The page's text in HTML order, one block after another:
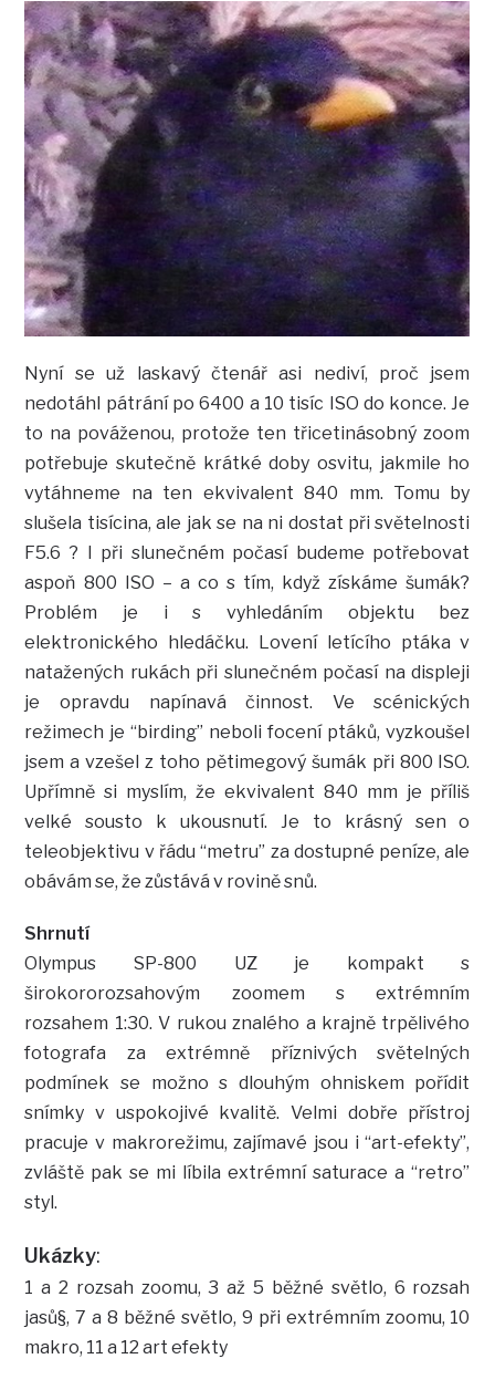
Nyní se už laskavý čtenář asi nediví, proč jsem
nedotáhl pátrání po 6400 a 10 tisíc ISO do konce. Je
to na pováženou, protože ten třicetinásobný zoom
potřebuje skutečně krátké doby osvitu, jakmile ho
vytáhneme na ten ekvivalent 840 mm. Tomu by
slušela tisícina, ale jak se na ni dostat při světelnosti
F5.6 ? I při slunečném počasí budeme potřebovat
aspoň 800 ISO – a co s tím, když získáme šumák?
Problém je i s vyhledáním objektu bez
elektronického hledáčku. Lovení letícího ptáka v
natažených rukách při slunečném počasí na displeji
je opravdu napínavá činnost. Ve scénických
režimech je “birding” neboli focení ptáků, vyzkoušel
jsem a vzešel z toho pětimegový šumák při 800 ISO.
Upřímně si myslím, že ekvivalent 840 mm je příliš
velké sousto k ukousnutí. Je to krásný sen o
teleobjektivu v řádu “metru” za dostupné peníze, ale
obávám se, že zůstává v rovině snů.
Shrnutí
Olympus SP-800 UZ je kompakt s
širokororozsahovým zoomem s extrémním
rozsahem 1:30. V rukou znalého a krajně trpělivého
fotografa za extrémně příznivých světelných
podmínek se možno s dlouhým ohniskem pořídit
snímky v uspokojivé kvalitě. Velmi dobře přístroj
pracuje v makrorežimu, zajímavé jsou i “art-efekty”,
zvláště pak se mi líbila extrémní saturace a “retro”
styl.
Ukázky:
1 a 2 rozsah zoomu, 3 až 5 běžné světlo, 6 rozsah
jasů§, 7 a 8 běžné světlo, 9 při extrémním zoomu, 10
makro, 11 a 12 art efekty